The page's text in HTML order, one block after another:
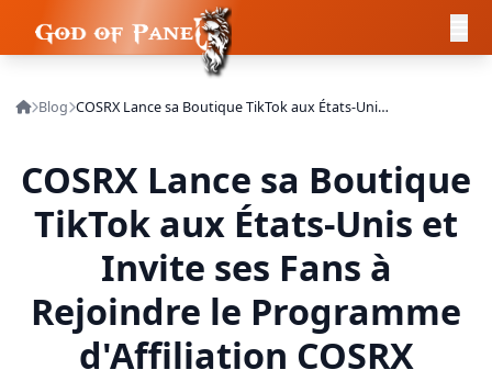
Blog COSRX Lance sa Boutique TikTok aux États-Unis et Invite ses Fans à Rejoindre le Programme d'Affiliation COSRX
COSRX Lance sa Boutique
TikTok aux États-Unis et
Invite ses Fans à
Rejoindre le Programme
d'Affiliation COSRX